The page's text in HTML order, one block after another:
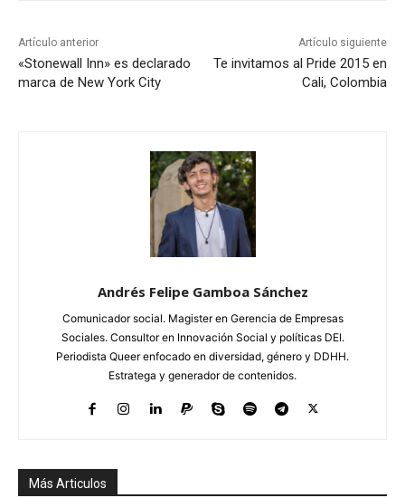
Artículo anterior
«Stonewall Inn» es declarado
marca de New York City
Artículo siguiente
Te invitamos al Pride 2015 en
Cali, Colombia
Andrés Felipe Gamboa Sánchez
Comunicador social. Magister en Gerencia de Empresas
Sociales. Consultor en Innovación Social y políticas DEI.
Periodista Queer enfocado en diversidad, género y DDHH.
Estratega y generador de contenidos.
Más Articulos